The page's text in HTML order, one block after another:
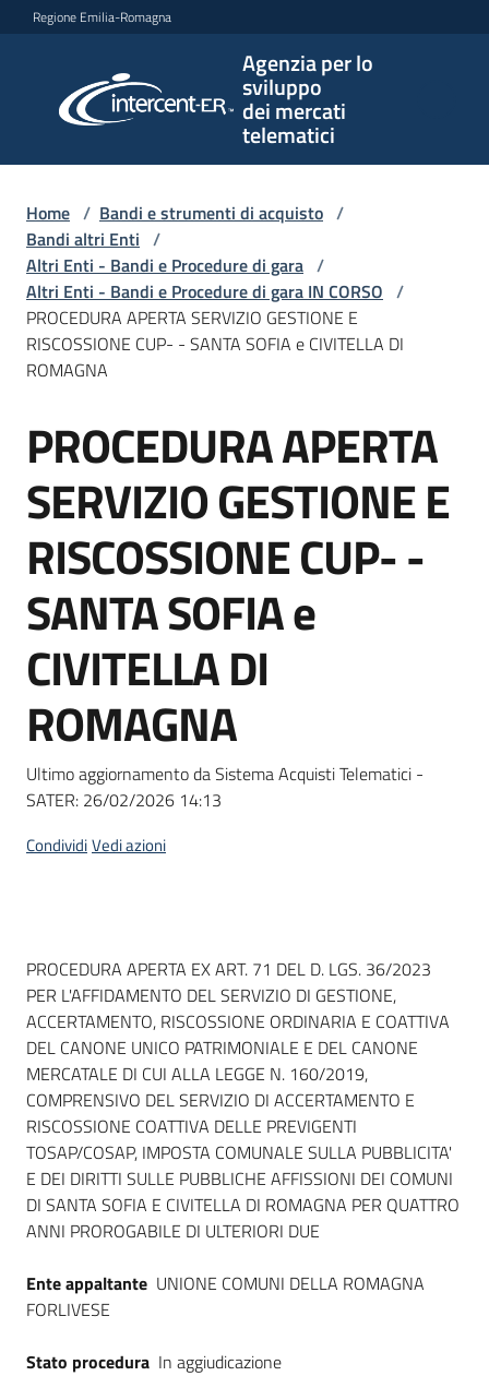
Vai al contenuto
Vai alla navigazione
Vai al footer
Regione Emilia-Romagna
Agenzia per lo
sviluppo
dei mercati
telematici
per lo
sviluppo
telematici
L'Agenzia
e
strumenti
acquisto
Supporto
Piattaforme
telematiche
Seguici
su
Home / Bandi e strumenti di acquisto /
Bandi altri Enti /
Altri Enti - Bandi e Procedure di gara /
Altri Enti - Bandi e Procedure di gara IN CORSO /
PROCEDURA APERTA SERVIZIO GESTIONE E
RISCOSSIONE CUP- - SANTA SOFIA e CIVITELLA DI
ROMAGNA
Salta al contenuto
PROCEDURA APERTA
SERVIZIO GESTIONE E
RISCOSSIONE CUP- -
SANTA SOFIA e
CIVITELLA DI
ROMAGNA
Ultimo aggiornamento da Sistema Acquisti Telematici -
SATER: 26/02/2026 14:13
CondividiVedi azioni
Dati del bando
PROCEDURA APERTA EX ART. 71 DEL D. LGS. 36/2023
PER L'AFFIDAMENTO DEL SERVIZIO DI GESTIONE,
ACCERTAMENTO, RISCOSSIONE ORDINARIA E COATTIVA
DEL CANONE UNICO PATRIMONIALE E DEL CANONE
MERCATALE DI CUI ALLA LEGGE N. 160/2019,
COMPRENSIVO DEL SERVIZIO DI ACCERTAMENTO E
RISCOSSIONE COATTIVA DELLE PREVIGENTI
TOSAP/COSAP, IMPOSTA COMUNALE SULLA PUBBLICITA'
E DEI DIRITTI SULLE PUBBLICHE AFFISSIONI DEI COMUNI
DI SANTA SOFIA E CIVITELLA DI ROMAGNA PER QUATTRO
ANNI PROROGABILE DI ULTERIORI DUE
Ente appaltante UNIONE COMUNI DELLA ROMAGNA
FORLIVESE
Stato procedura In aggiudicazione